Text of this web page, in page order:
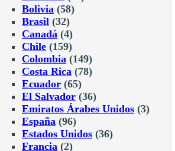
Bolivia (58)
Brasil (32)
Canadá (4)
Chile (159)
Colombia (149)
Costa Rica (78)
Ecuador (65)
El Salvador (36)
Emiratos Árabes Unidos (3)
España (96)
Estados Unidos (36)
Francia (2)